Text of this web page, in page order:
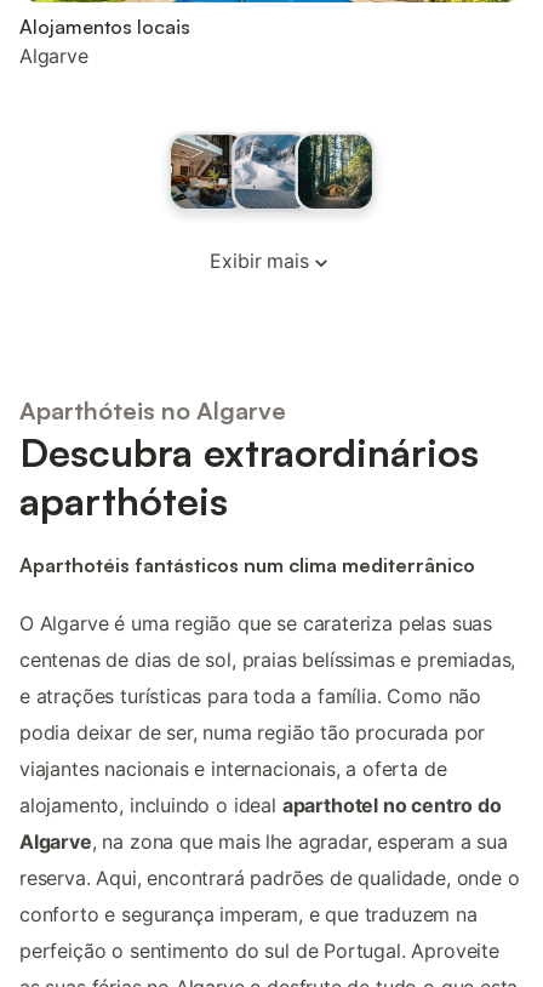
Alojamentos locais
Algarve
Exibir mais
Aparthóteis no Algarve
Descubra extraordinários
aparthóteis
Aparthotéis fantásticos num clima mediterrânico
O Algarve é uma região que se carateriza pelas suas
centenas de dias de sol, praias belíssimas e premiadas,
e atrações turísticas para toda a família. Como não
podia deixar de ser, numa região tão procurada por
viajantes nacionais e internacionais, a oferta de
alojamento, incluindo o ideal aparthotel no centro do
Algarve, na zona que mais lhe agradar, esperam a sua
reserva. Aqui, encontrará padrões de qualidade, onde o
conforto e segurança imperam, e que traduzem na
perfeição o sentimento do sul de Portugal. Aproveite